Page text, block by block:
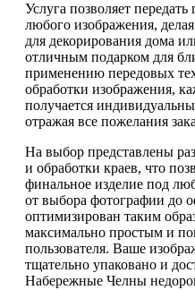
Услуга позволяет
любого изображения,
для декорирования дома
отличным подарком для
применению передовых
обработки изображения,
получается
отражая все пожелания
На выбор представлены
и обработки краев, что
финальное изделие под
от выбора фотографии до
оптимизирован таким
максимально простым и
пользователя. Ваше
тщательно упаковано и
Набережные Челны